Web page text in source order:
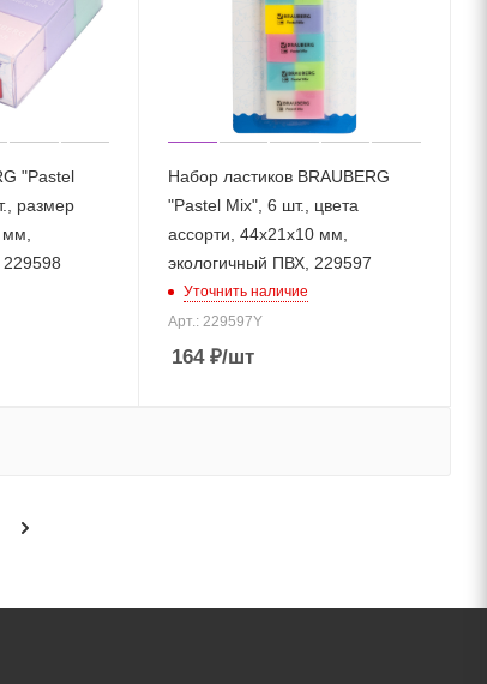
"Pastel
размер
Набор ластиков BRAUBERG
"Pastel Mix", 6 шт., цвета
ассорти, 44х21х10 мм,
экологичный ПВХ, 229597
Уточнить наличие
Арт.: 229597Y
164₽/шт